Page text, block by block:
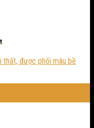
thất, được phối màu bề